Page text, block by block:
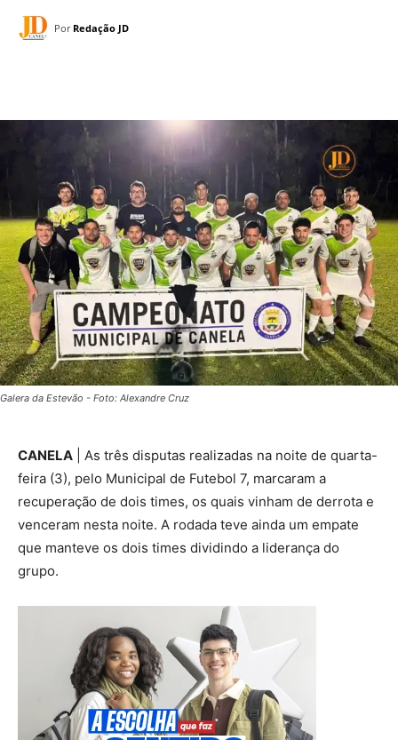
Por Redação JD
Galera da Estevão - Foto: Alexandre Cruz
CANELA | As três disputas realizadas na noite de quarta-
feira (3), pelo Municipal de Futebol 7, marcaram a
recuperação de dois times, os quais vinham de derrota e
venceram nesta noite. A rodada teve ainda um empate
que manteve os dois times dividindo a liderança do
grupo.